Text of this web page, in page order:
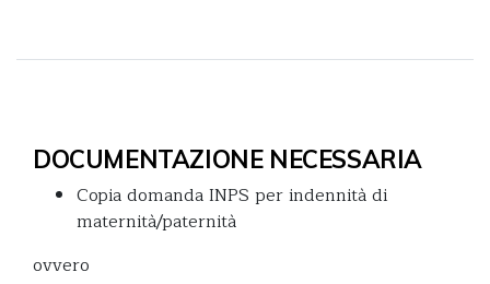
DOCUMENTAZIONE NECESSARIA
Copia domanda INPS per indennità di
maternità/paternità
ovvero